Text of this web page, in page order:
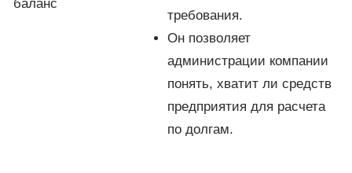
баланс
требования.
Он позволяет
администрации компании
понять, хватит ли средств
предприятия для расчета
по долгам.